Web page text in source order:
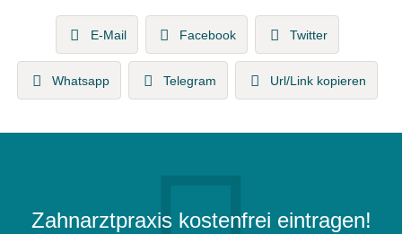
E-Mail Facebook Twitter
Whatsapp Telegram Url/Link kopieren
Zahnarztpraxis kostenfrei eintragen!